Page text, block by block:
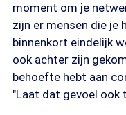
moment om je
zijn er mensen die je
binnenkort eindelijk
ook achter zijn
behoefte hebt aan
"Laat dat gevoel ook